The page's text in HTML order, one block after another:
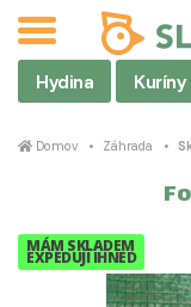
Hydina Kuríny
Domov Záhrada
MÁM SKLADEM
EXPEDUJI IHNED